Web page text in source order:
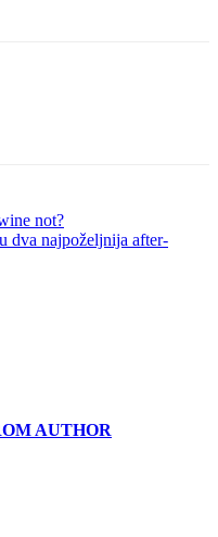
not?
dva najpoželjnija after-
AUTHOR